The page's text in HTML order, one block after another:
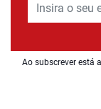
Ao subscrever está